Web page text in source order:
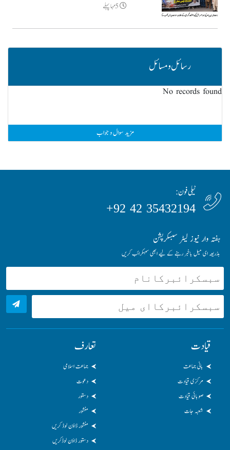
5مہا پہلے
رسائل و مسائل
No records found
مزید سوال و جواب
ٹیلی فون:
35432194 42 92+
ہفتہ وار نیوز لیٹر سبسکرپشن
بذریعہ ای میل باخبر رہنے کے لیے ابھی سبسکرائب کریں
قیادت
بانی جماعت
مرکزی قیادت
صوبائی قیادت
شعبہ جات
تعارف
جماعت اسلامی
دعوت
دستور
منشور
منشور ڈاؤن لوڈ کریں
دستور ڈاؤن لوڈکریں